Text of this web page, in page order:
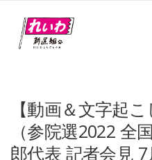
【動画＆文字起
（参院選2022 全
郎代表 記者会見